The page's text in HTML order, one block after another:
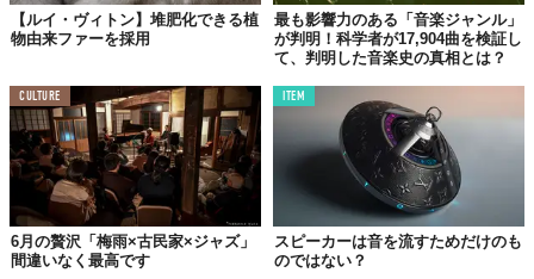
で人気を博しました。また来日公演も行われ、日本の人々は彼の
生のブルースに酔いしれたのです。
ャズの啓蒙活動に努めました。こういった社会的地位を確立して
いたのにも係わらず、ルイ・アームストロングはずっと政治的な
発言を避け、いち演奏者であるスタンスを崩しませんでした。
後年もベトナム戦争や黒人の差別などに対して積極的に意見を発
するわけではありませんでしたが、「聖者の行進」のリリース
や、アカデミー賞の辞退、政府の行事であるソ連への慰問を中止
【ルイ・ヴィトン】堆肥化できる植
物由来ファーを採用
最も影響力のある「音楽ジャンル」
が判明！科学者が17,904曲を検証し
て、判明した音楽史の真相とは？
CULTURE
6月の贅沢「梅雨×古民家×ジャズ」
間違いなく最高です
ITEM
スピーカーは音を流すためだけのも
のではない？